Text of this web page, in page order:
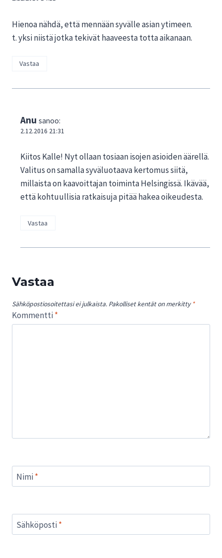
Hienoa nähdä, että mennään syvälle asian ytimeen.
t. yksi niistä jotka tekivät haaveesta totta aikanaan.
Vastaa
Anu sanoo:
2.12.2016 21:31
Kiitos Kalle! Nyt ollaan tosiaan isojen asioiden äärellä.
Valitus on samalla syväluotaava kertomus siitä,
millaista on kaavoittajan toiminta Helsingissä. Ikävää,
että kohtuullisia ratkaisuja pitää hakea oikeudesta.
Vastaa
Vastaa
Sähköpostiosoitettasi ei julkaista. Pakolliset kentät on merkitty *
Kommentti *
Nimi *
Sähköposti *